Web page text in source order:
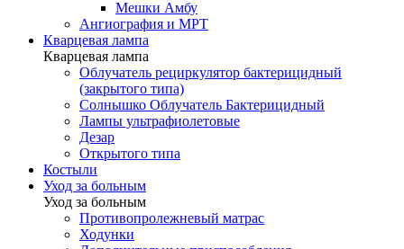
Мешки Амбу
Ангиография и МРТ
Кварцевая лампа
Кварцевая лампа
Облучатель рециркулятор бактерицидный
(закрытого типа)
Солнышко Облучатель Бактерицидный
Лампы ультрафиолетовые
Дезар
Открытого типа
Костыли
Уход за больным
Уход за больным
Противопролежневый матрас
Ходунки